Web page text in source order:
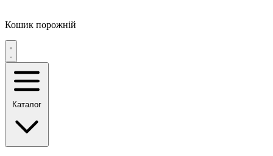
Кошик порожній
Каталог